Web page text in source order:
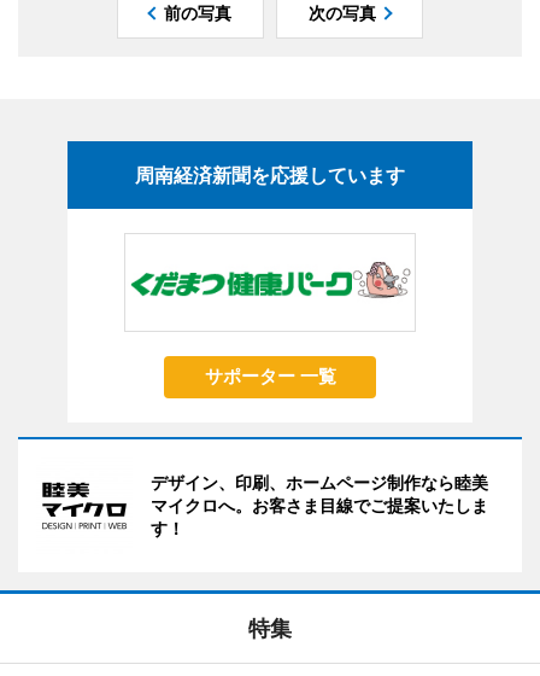
前の写真 次の写真
周南経済新聞を応援しています
サポーター 一覧
デザイン、印刷、ホームページ制作なら睦美
マイクロへ。お客さま目線でご提案いたしま
す！
特集